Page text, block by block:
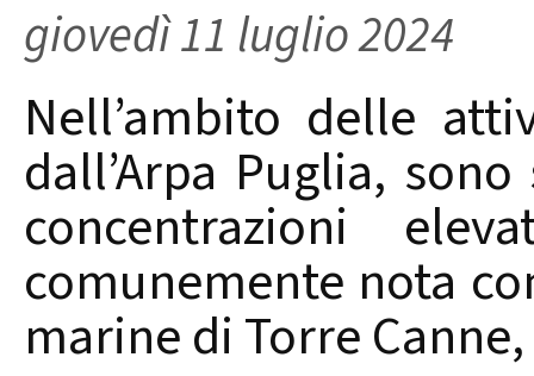
giovedì 11 luglio 2024
Nell’ambito delle
dall’Arpa Puglia,
concentrazioni
comunemente nota
marine di Torre